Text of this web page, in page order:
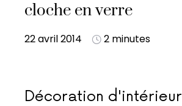
cloche en verre
22 avril 2014 2 minutes
Décoration d'intérieur